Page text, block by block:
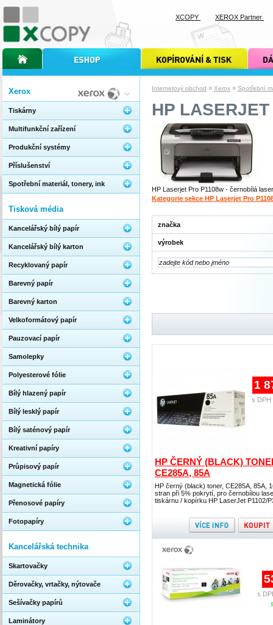
Internetový obchod » Xerox » Spotřební
HP
HP Laserjet Pro P1108w - černobílá
Kategorie sekce HP Laserjet Pro
značka
výrobek
HP ČERNÝ (BLACK)
CE285A, 85A
HP černý (black) toner, CE285A, 85A,
stran při 5% pokrytí, pro černobílou
tiskárnu / kopírku HP LaserJet P1102/
1
s DPH
s
Xerox
Tiskárny
Multifunkční zařízení
Produkční systémy
Příslušenství
Spotřební materiál, tonery, ink
Tisková média
Kancelářský bílý papír
Kancelářský bílý karton
Recyklovaný papír
Barevný papír
Barevný karton
Velkoformátový papír
Pauzovací papír
Samolepky
Polyesterové fólie
Bílý hlazený papír
Bílý lesklý papír
Bílý saténový papír
Kreativní papíry
Průpisový papír
Magnetická fólie
Přenosové papíry
Fotopapíry
Kancelářská technika
Skartovačky
Děrovačky, vrtačky, nýtovače
Sešívačky papírů
Laminátory
úvodní stránka xcopyinternetový obchod xcopy kopírování a tisk xcopy dárkové
XCOPY XEROX Partner